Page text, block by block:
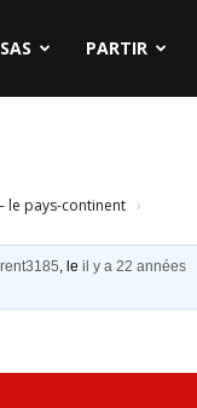
PARTIR
le pays-continent ›
, leil y a 22 années